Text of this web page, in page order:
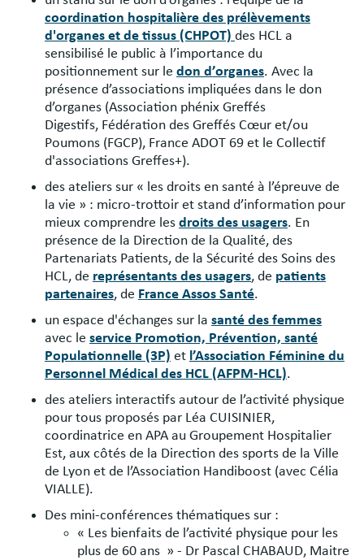
coordination hospitalière des prélèvements
d'organes et de tissus (CHPOT) des HCL a
sensibilisé le public à l’importance du
positionnement sur le don d’organes. Avec la
présence d’associations impliquées dans le don
d’organes (Association phénix Greffés
Digestifs, Fédération des Greffés Cœur et/ou
Poumons (FGCP), France ADOT 69 et le Collectif
d'associations Greffes+).
des ateliers sur « les droits en santé à l’épreuve de
la vie » : micro-trottoir et stand d’information pour
mieux comprendre les droits des usagers. En
présence de la Direction de la Qualité, des
Partenariats Patients, de la Sécurité des Soins des
HCL, de représentants des usagers, de patients
partenaires, de France Assos Santé.
un espace d'échanges sur la santé des femmes
avec le service Promotion, Prévention, santé
Populationnelle (3P) et l’Association Féminine du
Personnel Médical des HCL (AFPM-HCL).
des ateliers interactifs autour de l’activité physique
pour tous proposés par Léa CUISINIER,
coordinatrice en APA au Groupement Hospitalier
Est, aux côtés de la Direction des sports de la Ville
de Lyon et de l’Association Handiboost (avec Célia
VIALLE).
Des mini-conférences thématiques sur :
« Les bienfaits de l’activité physique pour les
plus de 60 ans » - Dr Pascal CHABAUD, Maitre